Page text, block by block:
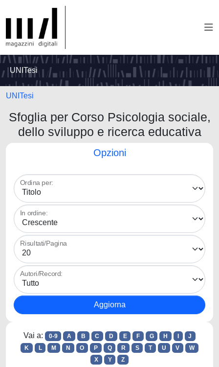
UNITesi
UNITesi
Sfoglia per Corso Psicologia sociale,
dello sviluppo e ricerca educativa
Opzioni
Ordina per:
In ordine:
Risultati/Pagina
Autori/Record:
Vai a: 0-9 A B C D E F G H
J
K
L M N O P Q R S T U V
W
X
Y Z